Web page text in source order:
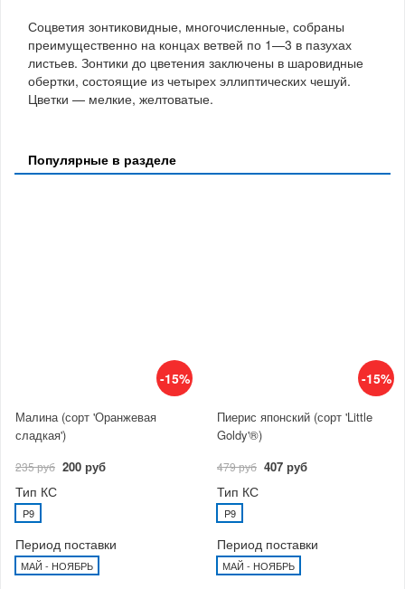
Соцветия зонтиковидные, многочисленные, собраны
преимущественно на концах ветвей по 1—3 в пазухах
листьев. Зонтики до цветения заключены в шаровидные
обертки, состоящие из четырех эллиптических чешуй.
Цветки — мелкие, желтоватые.
Популярные в разделе
-15%
Малина (сорт 'Оранжевая
сладкая')
235 руб 200 руб
Тип КС
P9
Период поставки
МАЙ - НОЯБРЬ
-15%
Пиерис японский (сорт 'Little
Goldy'®)
479 руб 407 руб
Тип КС
P9
Период поставки
МАЙ - НОЯБРЬ